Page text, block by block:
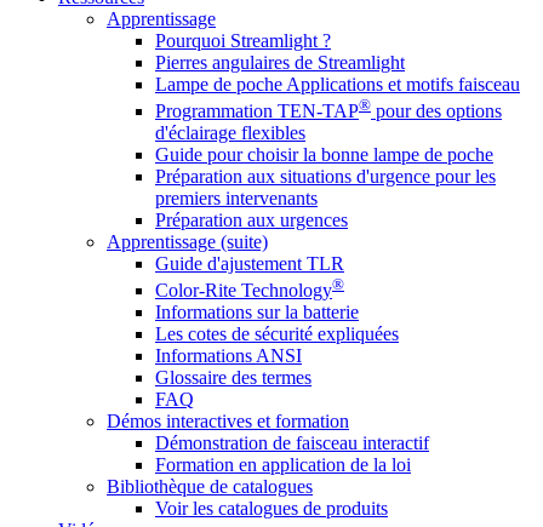
Apprentissage
Pourquoi Streamlight ?
Pierres angulaires de Streamlight
Lampe de poche Applications et motifs faisceau
Programmation TEN-TAP® pour des options
d'éclairage flexibles
Guide pour choisir la bonne lampe de poche
Préparation aux situations d'urgence pour les
premiers intervenants
Préparation aux urgences
Apprentissage (suite)
Guide d'ajustement TLR
Color-Rite Technology®
Informations sur la batterie
Les cotes de sécurité expliquées
Informations ANSI
Glossaire des termes
FAQ
Démos interactives et formation
Démonstration de faisceau interactif
Formation en application de la loi
Bibliothèque de catalogues
Voir les catalogues de produits